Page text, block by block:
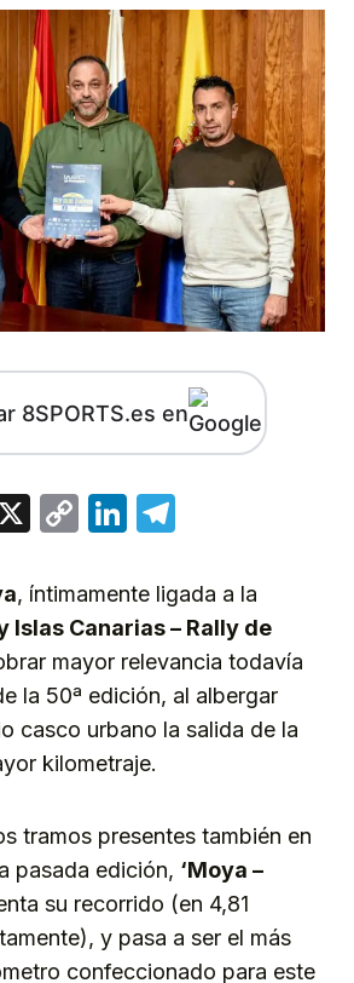
8SPORTS.es en
X
CopyLinkedIn
, íntimamente ligada a la
Islas Canarias – Rally de
mayor relevancia todavía
la 50ª edición, al albergar
casco urbano la salida de la
kilometraje.
tramos presentes también en
pasada edición, ‘Moya –
su recorrido (en 4,81
y pasa a ser el más
confeccionado para este